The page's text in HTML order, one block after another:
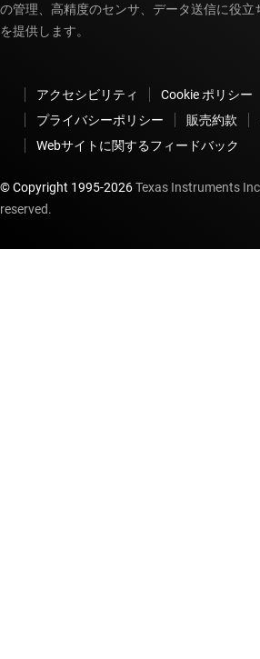
の管理、高精度のセンサ、データ送信に役立
を提供します。
アクセシビリティ
Cookie ポリシー
プライバシーポリシー
販売約款
Webサイトに関するフィードバック
© Copyright 1995-2026Texas Instruments
reserved.